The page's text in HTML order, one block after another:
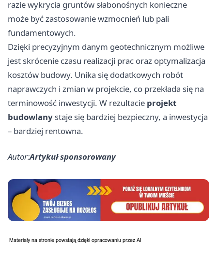
razie wykrycia gruntów słabonośnych konieczne
może być zastosowanie wzmocnień lub pali
fundamentowych.
Dzięki precyzyjnym danym geotechnicznym możliwe
jest skrócenie czasu realizacji prac oraz optymalizacja
kosztów budowy. Unika się dodatkowych robót
naprawczych i zmian w projekcie, co przekłada się na
terminowość inwestycji. W rezultacie projekt
budowlany staje się bardziej bezpieczny, a inwestycja
– bardziej rentowna.
Autor:Artykuł sponsorowany